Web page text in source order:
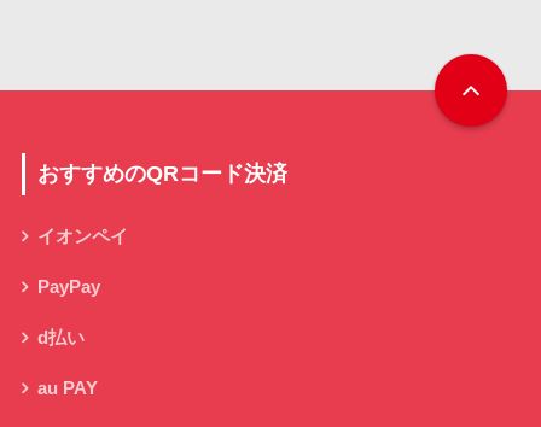
おすすめのQRコード決済
イオンペイ
PayPay
d払い
au PAY